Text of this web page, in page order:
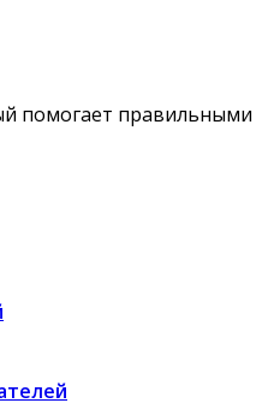
помогает правильными